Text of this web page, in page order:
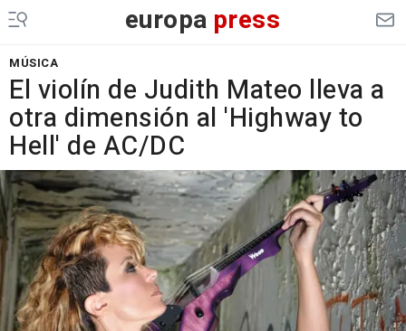
europa press
MÚSICA
El violín de Judith Mateo lleva a
otra dimensión al 'Highway to
Hell' de AC/DC